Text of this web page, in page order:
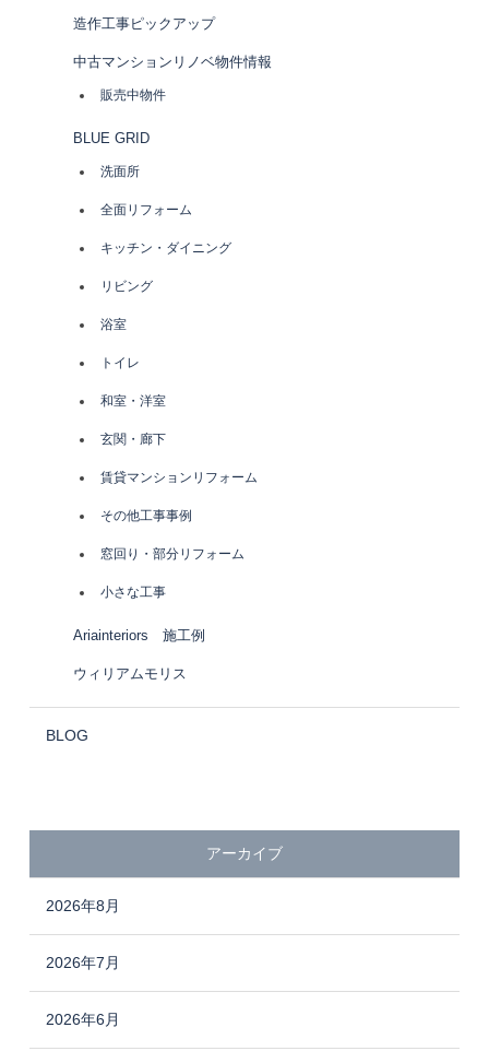
造作工事ピックアップ
中古マンションリノベ物件情報
販売中物件
BLUE GRID
洗面所
全面リフォーム
キッチン・ダイニング
リビング
浴室
トイレ
和室・洋室
玄関・廊下
賃貸マンションリフォーム
その他工事事例
窓回り・部分リフォーム
小さな工事
Ariainteriors 施工例
ウィリアムモリス
BLOG
アーカイブ
2026年8月
2026年7月
2026年6月